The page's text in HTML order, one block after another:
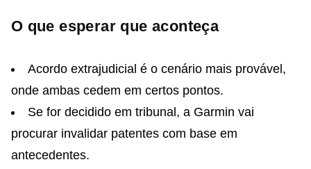
O que esperar que aconteça
Acordo extrajudicial é o cenário mais provável,
onde ambas cedem em certos pontos.
Se for decidido em tribunal, a Garmin vai
procurar invalidar patentes com base em
antecedentes.